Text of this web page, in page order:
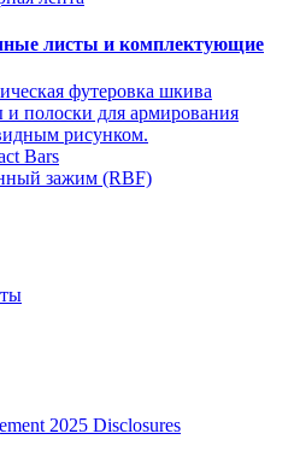
листы и комплектующие
футеровка шкива
полоски для армирования
рисунком.
Bars
зажим (RBF)
2025 Disclosures